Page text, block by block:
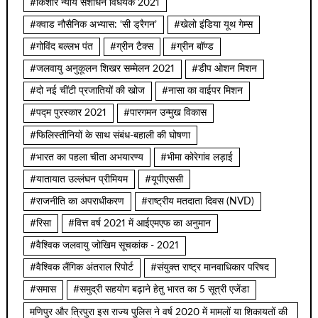
#किशोर न्याय संशोधन विधेयक 2021
#क्वाड नौसैनिक अभ्यास: ‘सी ड्रैगन’ #खेलो इंडिया यूथ गेम्स
#गोविंद बल्लभ पंत #ग्रीन टैक्स #ग्रीन बॉण्ड
#जलवायु अनुकूलन शिखर सम्मेलन 2021 #डीप ओशन मिशन
#दो नई चींटी प्रजातियों की खोज #नासा का वाईपर मिशन
#पद्म पुरस्कार 2021 #पारगमन उन्मुख विकास
#फिलिस्तीनियों के साथ संबंध-बहाली की घोषणा
#भारत का पहला चीता अभयारण्य #भीमा कोरेगांव लड़ाई
#यातायात उल्लंघन प्रीमियम #यूपीएससी
#राजनीति का अपराधीकरण #राष्ट्रीय मतदाता दिवस (NVD)
#रिसा #वित्त वर्ष 2021 में आईएमएफ का अनुमान
#वैश्विक जलवायु जोखिम सूचकांक - 2021
#वैश्विक लैंगिक अंतराल रिपोर्ट #संयुक्त राष्ट्र मानवाधिकार परिषद
#समास #समुद्री सहयोग बढ़ाने हेतु भारत का 5 सूत्री एजेंडा
मणिपुर और त्रिपुरा इस राज्य पुलिस ने वर्ष 2020 में मामलों या शिकायतों की